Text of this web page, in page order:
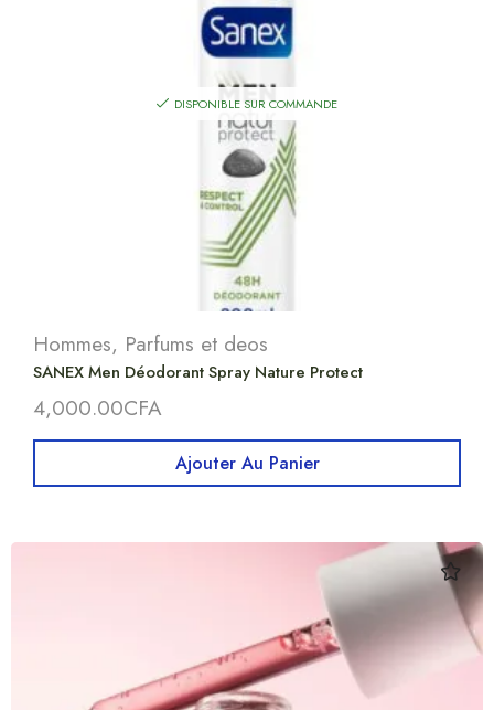
DISPONIBLE SUR COMMANDE
Hommes, Parfums et deos
SANEX Men Déodorant Spray Nature Protect
4,000.00CFA
Ajouter Au Panier